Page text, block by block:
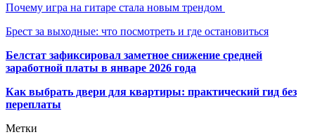
Почему игра на гитаре стала новым трендом
Брест за выходные: что посмотреть и где остановиться
Белстат зафиксировал заметное снижение средней
заработной платы в январе 2026 года
Как выбрать двери для квартиры: практический гид без
переплаты
Метки